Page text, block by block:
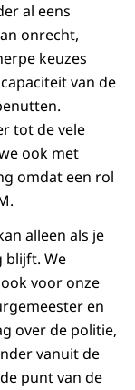
al eens
onrecht,
keuzes
van de
tot de vele
ook met
omdat een rol
alleen als je
blijft. We
voor onze
en
over de politie,
vanuit de
punt van de